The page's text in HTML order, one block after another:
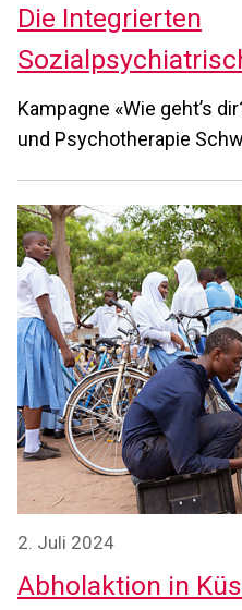
Die Integrierten
Kampagne «Wie geht’s
und Psychotherapie
2. Juli 2024
Abholaktion in